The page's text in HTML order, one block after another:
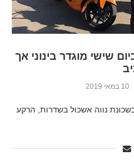
שישי מוגדר בינוני אך
10 במאי 2019
כחצי שעה נדקר צעיר כבן 30 בשכונת נווה אשכול בשדרות, הרקע